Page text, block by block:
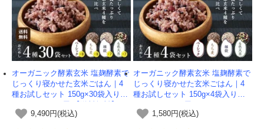
オーガニック酵素玄米 塩麹酵素で
じっくり寝かせた玄米ごはん｜4
種お試しセット 150g×30袋入りセ
9,490円(税込)
オーガニック酵素玄米 塩麹酵素で
じっくり寝かせた玄米ごはん｜4
種お試しセット 150g×4袋入りセ
1,580円(税込)